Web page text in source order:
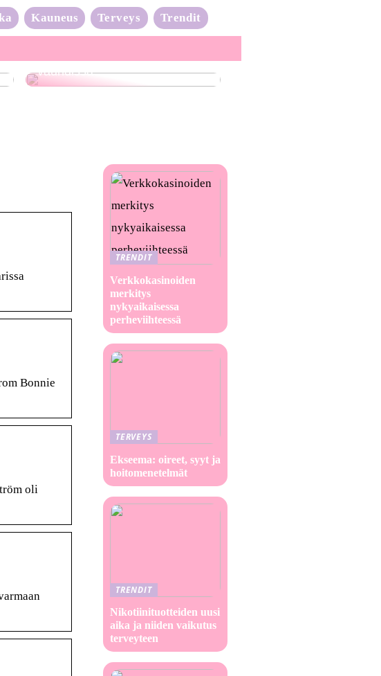
Kauneus Terveys Trendit
Neulonta-aalto on täydessä
vauhdissa
Bonnie
oli
TRENDIT
Verkkokasinoiden
merkitys
nykyaikaisessa
perheviihteessä
TERVEYS
Ekseema: oireet, syyt ja
hoitomenetelmät
TRENDIT
Nikotiinituotteiden uusi
aika ja niiden vaikutus
terveyteen